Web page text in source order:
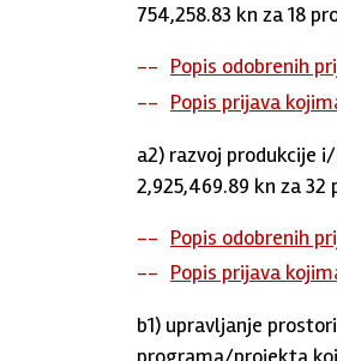
754,258.83 kn za 18
Popis odobrenih
Popis prijava
a2) razvoj produkcije
2,925,469.89 kn za
Popis odobrenih
Popis prijava
b1) upravljanje